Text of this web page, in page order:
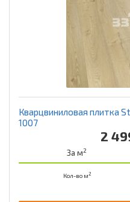
Кварцвиниловая плитка
1007
2
За м2
Кол-во м2